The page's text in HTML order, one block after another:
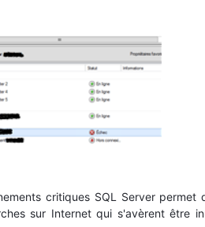
critiques SQL Server permet
sur Internet qui s'avèrent être